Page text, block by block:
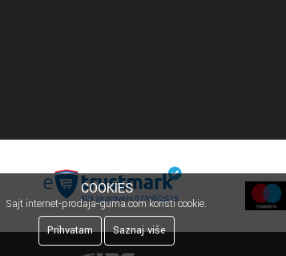
COOKIES
Sajt internet-prodaja-guma.com koristi cookie.
Prihvatam
Saznaj više